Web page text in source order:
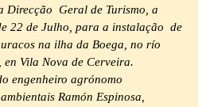
Direcção Geral de Turismo, a
22 de Julho, para a instalação de
na ilha da Boega, no río
Vila Nova de Cerveira.
engenheiro agrónomo
Ramón Espinosa,